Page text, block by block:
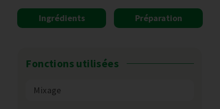
Ingrédients Préparation
Fonctions utilisées
Mixage